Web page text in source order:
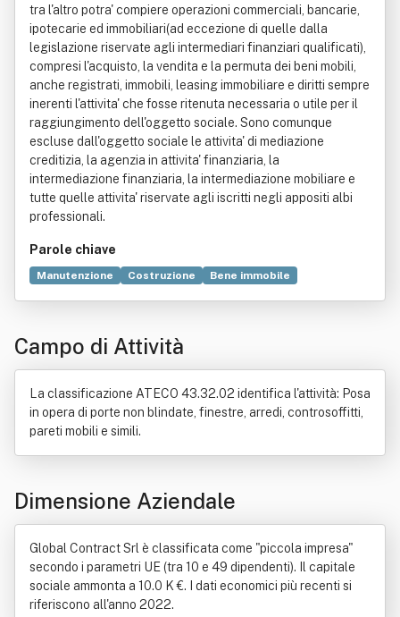
tra l'altro potra' compiere operazioni commerciali, bancarie,
ipotecarie ed immobiliari(ad eccezione di quelle dalla
legislazione riservate agli intermediari finanziari qualificati),
compresi l'acquisto, la vendita e la permuta dei beni mobili,
anche registrati, immobili, leasing immobiliare e diritti sempre
inerenti l'attivita' che fosse ritenuta necessaria o utile per il
raggiungimento dell'oggetto sociale. Sono comunque
escluse dall'oggetto sociale le attivita' di mediazione
creditizia, la agenzia in attivita' finanziaria, la
intermediazione finanziaria, la intermediazione mobiliare e
tutte quelle attivita' riservate agli iscritti negli appositi albi
professionali.
Parole chiave
Manutenzione Costruzione
Bene immobile
Produzione
Stucco Telefono
Campo di Attività
La classificazione ATECO 43.32.02 identifica l'attività: Posa
in opera di porte non blindate, finestre, arredi, controsoffitti,
pareti mobili e simili.
Dimensione Aziendale
Global Contract Srl è classificata come "piccola impresa"
secondo i parametri UE (tra 10 e 49 dipendenti). Il capitale
sociale ammonta a 10.0 K €. I dati economici più recenti si
riferiscono all'anno 2022.